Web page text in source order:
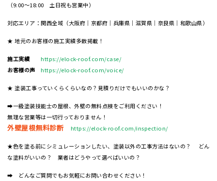
（9:00～18:00 土日祝も営業中）
対応エリア：関西全域（大阪府｜京都府｜兵庫県｜滋賀県｜奈良県｜和歌山県）
★ 地元のお客様の施工実績多数掲載！
施工実績
https://elock-roof.com/case/
お客様の声
https://elock-roof.com/voice/
★ 塗装工事っていくらくらいなの？見積りだけでもいいのかな？
➡一級塗装技能士の屋根、外壁の無料点検をご利用ください！
無理な営業等は一切行っておりません！
外壁屋根無料診断 https://elock-roof.com/inspection/
★色を塗る前にシミュレーションしたい、塗装以外の工事方法はないの？ どん
な塗料がいいの？ 業者はどうやって選べばいいの？
➡ どんなご質問でもお気軽にお問い合わせください！